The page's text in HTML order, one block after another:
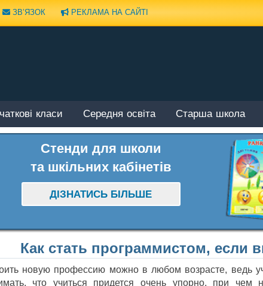
ЗВ’ЯЗОК РЕКЛАМА НА САЙТІ
класи Середня освіта Старша школа
Стенди для школи
та шкільних кабінетів
ДІЗНАТИСЬ БІЛЬШЕ
Как стать программистом, если
новую профессию можно в любом возрасте, ведь
что учиться придется очень упорно, при